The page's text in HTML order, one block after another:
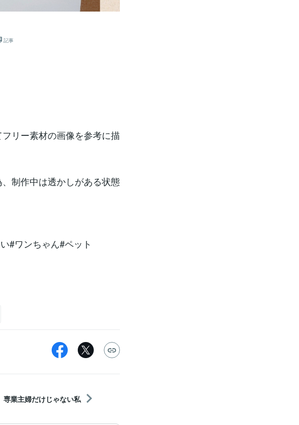
記事
リー素材の画像を参考に描
制作中は透かしがある状態
#ワンちゃん#ペット
専業主婦だけじゃない私